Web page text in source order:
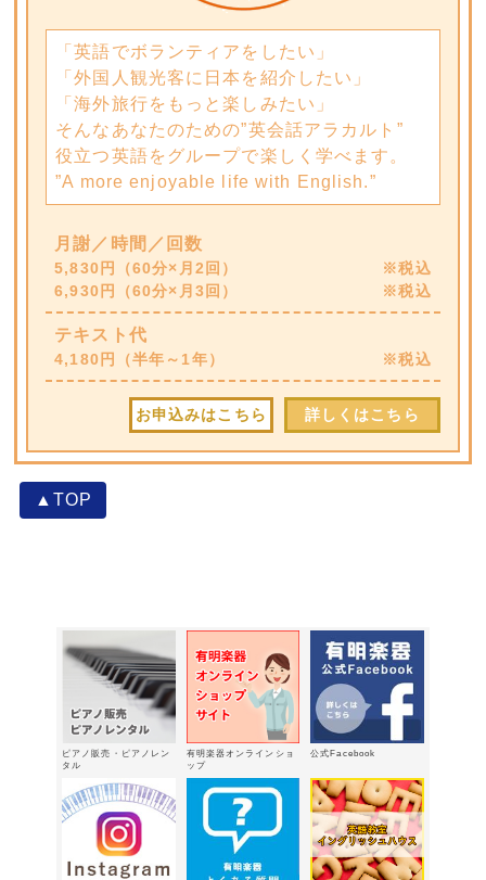
「英語でボランティアをしたい」
「外国人観光客に日本を紹介したい」
「海外旅行をもっと楽しみたい」
そんなあなたのための”英会話アラカルト”
役立つ英語をグループで楽しく学べます。
”A more enjoyable life with English.”
月謝／時間／回数
5,830円（60分×月2回）
※税込
6,930円（60分×月3回）
※税込
テキスト代
4,180円（半年～1年） ※税込
詳しくはこちら
お申込みはこちら
▲TOP
ピアノ販売・ピアノレン
タル
有明楽器オンラインショ
ップ
公式Facebook